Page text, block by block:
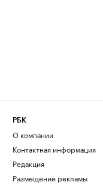
РБК
О компании
Контактная информация
Редакция
Размещение рекламы